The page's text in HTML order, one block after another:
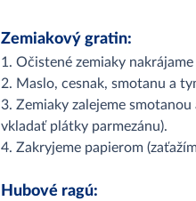
Zemiakový gratin:
1. Očistené zemiaky
2. Maslo, cesnak, smotanu a
3. Zemiaky zalejeme
vkladať plátky parmezánu).
4. Zakryjeme papierom
Hubové ragú: